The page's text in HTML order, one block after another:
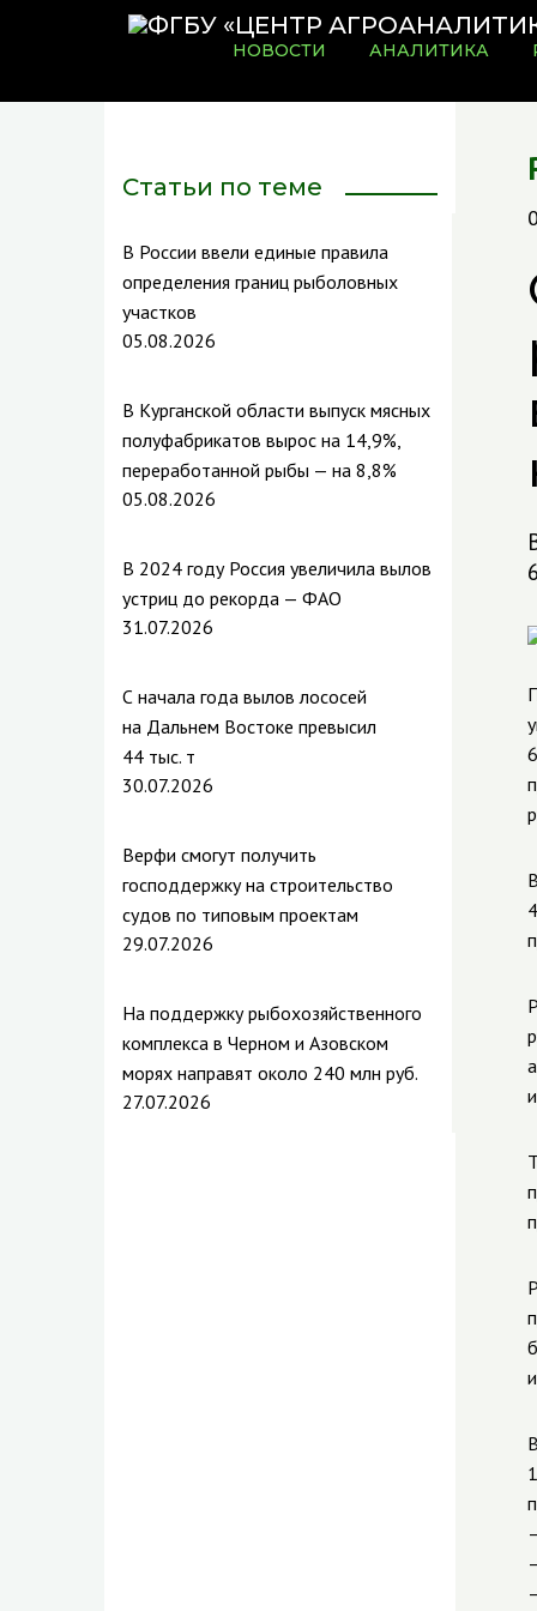
НОВОСТИ АНАЛИТИКА
Статьи по теме
В России ввели единые правила
определения границ рыболовных
участков
05.08.2026
В Курганской области выпуск мясных
полуфабрикатов вырос на 14,9%,
переработанной рыбы — на 8,8%
05.08.2026
В 2024 году Россия увеличила вылов
устриц до рекорда — ФАО
31.07.2026
С начала года вылов лососей
на Дальнем Востоке превысил
44 тыс. т
30.07.2026
Верфи смогут получить
господдержку на строительство
судов по типовым проектам
29.07.2026
На поддержку рыбохозяйственного
комплекса в Черном и Азовском
морях направят около 240 млн руб.
27.07.2026